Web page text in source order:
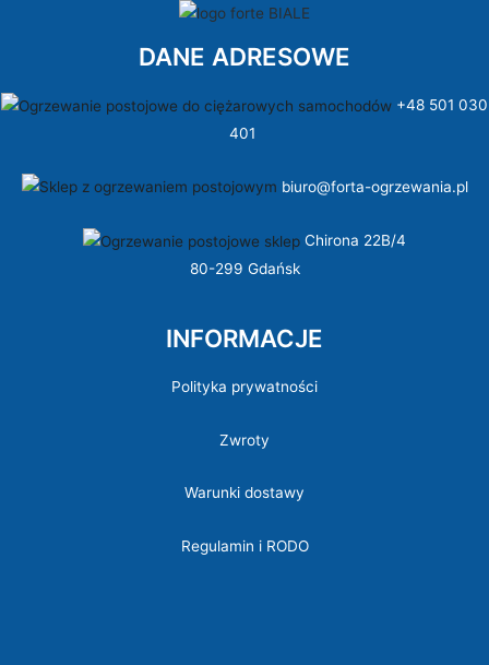
DANE ADRESOWE
+48 501 030
401
biuro@forta-ogrzewania.pl
Chirona 22B/4
80-299 Gdańsk
INFORMACJE
Polityka prywatności
Zwroty
Warunki dostawy
Regulamin i RODO